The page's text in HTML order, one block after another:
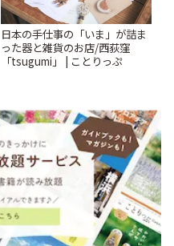
日本の手仕事の「いま」が詰ま
った器と雑貨のお店/西荻窪
「tsugumi」 | ことりっぷ